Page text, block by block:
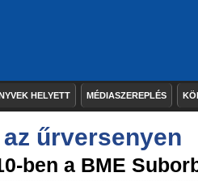
HELYETT MÉDIASZEREPLÉS
űrversenyen
ben a BME